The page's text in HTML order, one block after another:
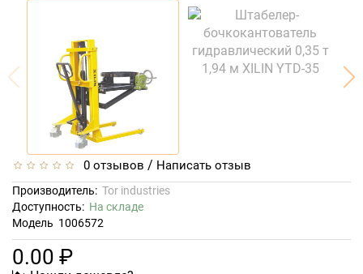
0 отзывов / Написать отзыв
Производитель: Tor industries
Доступность: На складе
Модель 1006572
0.00 ₽